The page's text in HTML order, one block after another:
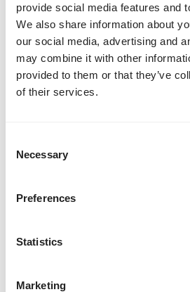
provide social media features and
We also share information about
our social media, advertising and
may combine it with other
provided to them or that they’ve
of their services.
Selection
Necessary
Preferences
Statistics
Marketing